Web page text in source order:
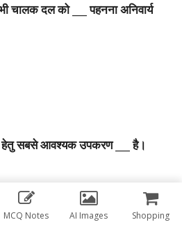
चालकदलको ___पहननाअनिवार्य
हेतुसबसेआवश्यकउपकरण ___है।
MCQ Notes AI Images Shopping